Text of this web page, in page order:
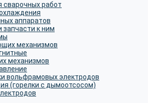
сварочных работ
аппаратов
к ним
механизмов
механизмов
вольфрамовых электродов
(горелки с дымоотсосом)